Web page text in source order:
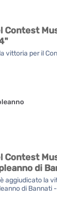
Contest
vittoria per il
Contest
di
aggiudicato la
di Bannati